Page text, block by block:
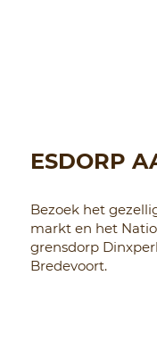
ESDORP
Bezoek het
markt en het
grensdorp
Bredevoort.